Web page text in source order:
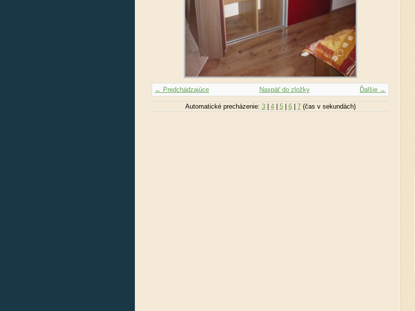
← Predchádzajúce Ďalšie →
Naspäť do zložky
Automatické precházenie: 3| 4| 5| 6| 7(čas v sekundách)